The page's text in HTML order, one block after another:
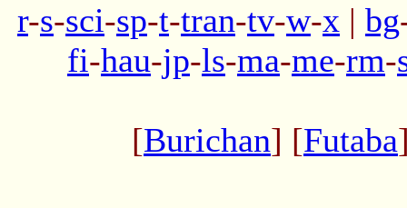
r-s-sci-sp-t-tran-tv-w-x | bg
fi-hau-jp-ls-ma-me-rm-
[Burichan] [Futaba